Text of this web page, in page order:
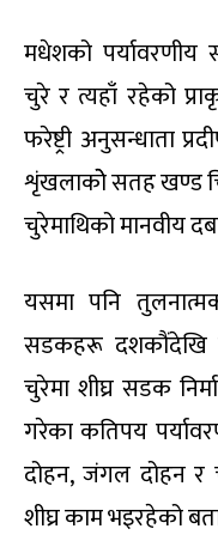
मधेशको पर्यावरणीय
चुरे र त्यहाँ रहेको
फरेष्ट्री अनुसन्धाता
शृंखलाकोे सतह खण्ड
चुरेमाथिको मानवीय
यसमा पनि
सडकहरू दशकौंदेखि
चुरेमा शीघ्र सडक
गरेका कतिपय
दोहन, जंगल दोहन र
शीघ्र काम भइरहेको